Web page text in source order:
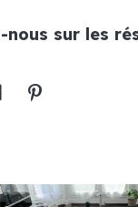
sur les